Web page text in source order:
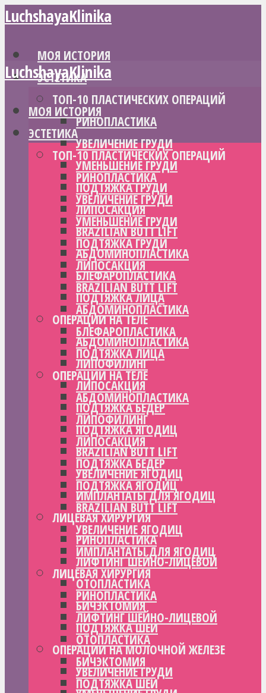
LuchshayaKlinika
МОЯ ИСТОРИЯ
ЭСТЕТИКА
ТОП-10 ПЛАСТИЧЕСКИХ ОПЕРАЦИЙ
РИНОПЛАСТИКА
УВЕЛИЧЕНИЕ ГРУДИ
УМЕНЬШЕНИЕ ГРУДИ
ПОДТЯЖКА ГРУДИ
ЛИПОСАКЦИЯ
BRAZILIAN BUTT LIFT
АБДОМИНОПЛАСТИКА
БЛЕФАРОПЛАСТИКА
ПОДТЯЖКА ЛИЦА
ОПЕРАЦИИ НА ТЕЛЕ
АБДОМИНОПЛАСТИКА
ЛИПОФИЛИНГ
ЛИПОСАКЦИЯ
ПОДТЯЖКА БЕДЕР
ПОДТЯЖКА ЯГОДИЦ
BRAZILIAN BUTT LIFT
УВЕЛИЧЕНИЕ ЯГОДИЦ
ИМПЛАНТАТЫ ДЛЯ ЯГОДИЦ
ЛИЦЕВАЯ ХИРУРГИЯ
РИНОПЛАСТИКА
ЛИФТИНГ ШЕЙНО-ЛИЦЕВОЙ
ОТОПЛАСТИКА
БИЧЭКТОМИЯ
ПОДТЯЖКА ШЕИ
ОПЕРАЦИИ НА МОЛОЧНОЙ ЖЕЛЕЗЕ
УВЕЛИЧЕНИЕ ГРУДИ
LuchshayaKlinika
МОЯ ИСТОРИЯ
ЭСТЕТИКА
ТОП-10 ПЛАСТИЧЕСКИХ ОПЕРАЦИЙ
РИНОПЛАСТИКА
УВЕЛИЧЕНИЕ ГРУДИ
УМЕНЬШЕНИЕ ГРУДИ
ПОДТЯЖКА ГРУДИ
ЛИПОСАКЦИЯ
BRAZILIAN BUTT LIFT
АБДОМИНОПЛАСТИКА
БЛЕФАРОПЛАСТИКА
ПОДТЯЖКА ЛИЦА
ОПЕРАЦИИ НА ТЕЛЕ
АБДОМИНОПЛАСТИКА
ЛИПОФИЛИНГ
ЛИПОСАКЦИЯ
ПОДТЯЖКА БЕДЕР
ПОДТЯЖКА ЯГОДИЦ
BRAZILIAN BUTT LIFT
УВЕЛИЧЕНИЕ ЯГОДИЦ
ИМПЛАНТАТЫ ДЛЯ ЯГОДИЦ
ЛИЦЕВАЯ ХИРУРГИЯ
РИНОПЛАСТИКА
ЛИФТИНГ ШЕЙНО-ЛИЦЕВОЙ
ОТОПЛАСТИКА
БИЧЭКТОМИЯ
ПОДТЯЖКА ШЕИ